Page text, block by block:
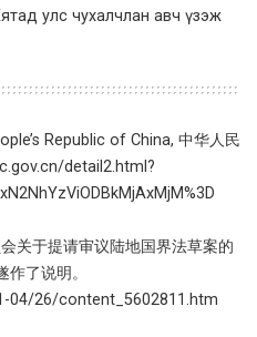
улс чухалчлан авч үзэж
Republic of China, 中华人民
detail2.html?
关于提请审议陆地国界法草案的
了说明。
04/26/content_5602811.htm